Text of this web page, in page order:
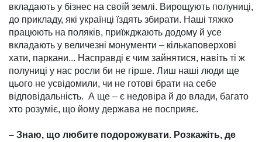
вкладають у бізнес на своїй землі. Вирощують полу­ниці,
до прикладу, які українці їздять збирати. Наші тяжко
працюють на поляків, приїжд­жають додому й усе
вкладають у величезні монументи – кілька­поверхові
хати, паркани... На­справді є чим зайнятися, навіть ті ж
полуниці у нас росли би не гірше. Лиш наші люди ще
цього не усвідомили, чи не готові брати на себе
відповідальність. А ще – є недовіра й до влади, багато
хто розуміє, що йому держава не посприяє.
– Знаю, що любите подо­рожувати. Розкажіть, де